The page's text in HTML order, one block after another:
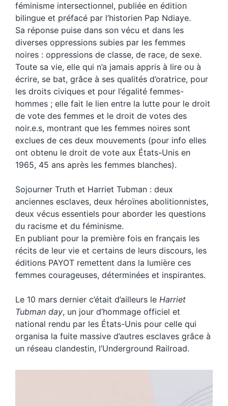
féminisme intersectionnel, publiée en édition
bilingue et préfacé par l’historien Pap Ndiaye.
Sa réponse puise dans son vécu et dans les
diverses oppressions subies par les femmes
noires : oppressions de classe, de race, de sexe.
Toute sa vie, elle qui n’a jamais appris à lire ou à
écrire, se bat, grâce à ses qualités d’oratrice, pour
les droits civiques et pour l’égalité femmes-
hommes ; elle fait le lien entre la lutte pour le droit
de vote des femmes et le droit de votes des
noir.e.s, montrant que les femmes noires sont
exclues de ces deux mouvements (pour info elles
ont obtenu le droit de vote aux États-Unis en
1965, 45 ans après les femmes blanches).
Sojourner Truth et Harriet Tubman : deux
anciennes esclaves, deux héroïnes abolitionnistes,
deux vécus essentiels pour aborder les questions
du racisme et du féminisme.
En publiant pour la première fois en français les
récits de leur vie et certains de leurs discours, les
éditions PAYOT remettent dans la lumière ces
femmes courageuses, déterminées et inspirantes.
Le 10 mars dernier c’était d’ailleurs le Harriet
Tubman day, un jour d’hommage officiel et
national rendu par les États-Unis pour celle qui
organisa la fuite massive d’autres esclaves grâce à
un réseau clandestin, l’Underground Railroad.